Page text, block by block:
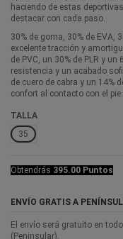
haciendo de estas
destacar con cada paso.
30% de goma, 30% de EVA,
excelente tracción y
de PVC, un 30% de PLR y un
resistencia y un acabado
de cuero de cabra y un 14%
confort al contacto con el pie.
TALLA
35
Obtendrás 395.00 Puntos
ENVÍO GRATIS A
El envío será gratuito en
(Peninsular).